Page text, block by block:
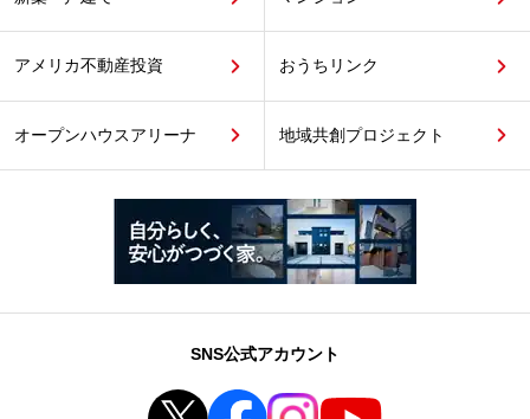
アメリカ不動産投資 おうちリンク
オープンハウスアリーナ 地域共創プロジェクト
SNS公式アカウント